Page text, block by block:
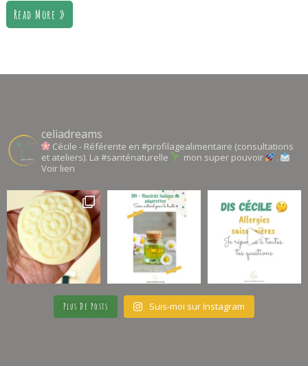
Read More »
celiadreams
Cécile - Référente en #profilagealimentaire (consultations
et ateliers). La #santénaturelle
mon super pouvoir
.
Voir lien
Plus De Posts Suis-moi sur Instagram